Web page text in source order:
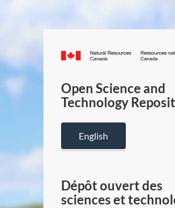
Canada.ca
Open Science and
Technology
English
Dépôt ouvert des
sciences et